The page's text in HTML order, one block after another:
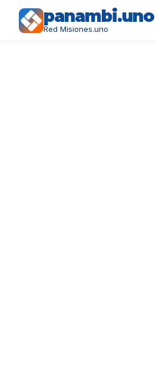
panambi.uno
Red Misiones.uno